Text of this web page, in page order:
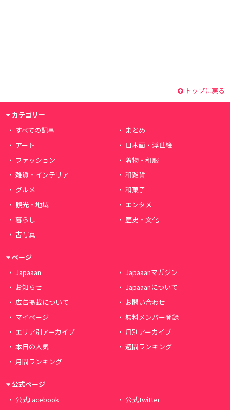
トップに戻る
カテゴリー
すべての記事
まとめ
アート
日本画・浮世絵
ファッション
着物・和服
雑貨・インテリア
和雑貨
グルメ
和菓子
観光・地域
エンタメ
暮らし
歴史・文化
古写真
ページ
Japaaan
Japaaanマガジン
お知らせ
Japaaanについて
広告掲載について
お問い合わせ
マイページ
無料メンバー登録
エリア別アーカイブ
月別アーカイブ
本日の人気
週間ランキング
月間ランキング
公式ページ
公式Facebook
公式Twitter